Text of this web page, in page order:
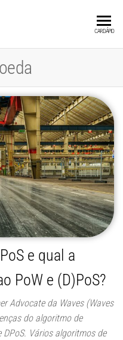
CARDÁPIO
e qual a
PoW e (D)PoS?
Advocate da Waves (Waves
do algoritmo de
DPoS. Vários algoritmos de